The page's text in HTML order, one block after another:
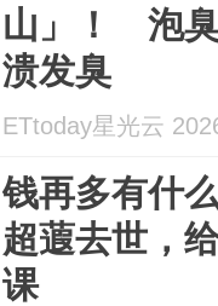
山」！ 泡臭
溃发臭
ETtoday星光云
钱再多有什
超蕸去世，
课